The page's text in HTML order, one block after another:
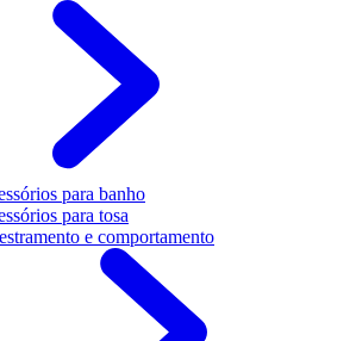
para banho
para tosa
e comportamento